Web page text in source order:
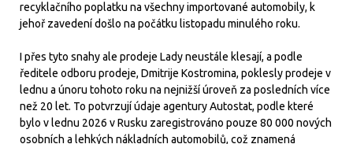
recyklačního poplatku na všechny importované automobily, k
jehoř zavedení došlo na počátku listopadu minulého roku.
I přes tyto snahy ale prodeje Lady neustále klesají, a podle
ředitele odboru prodeje, Dmitrije Kostromina, poklesly prodeje v
lednu a únoru tohoto roku na nejnižší úroveň za posledních více
než 20 let. To potvrzují údaje agentury Autostat, podle které
bylo v lednu 2026 v Rusku zaregistrováno pouze 80 000 nových
osobních a lehkých nákladních automobilů, což znamená